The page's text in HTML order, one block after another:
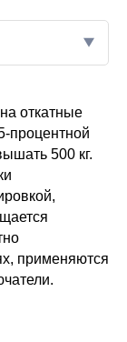
откатные
процентной
500 кг.
применяются